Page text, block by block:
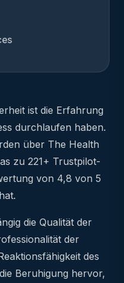
ist die Erfahrung
durchlaufen haben.
über The Health
zu 221+ Trustpilot-
von 4,8 von 5
die Qualität der
der
des
Beruhigung hervor,